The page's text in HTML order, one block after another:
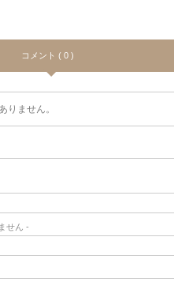
コメント ( 0 )
りません。
せん -